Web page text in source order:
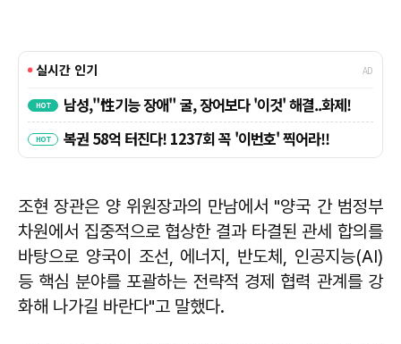
조현 장관은 양 위원장과의 만남에서 "양국 간 범정부
차원에서 집중적으로 협상한 결과 타결된 관세 합의를
바탕으로 양국이 조선, 에너지, 반도체, 인공지능(AI)
등 핵심 분야를 포괄하는 전략적 경제 협력 관계를 강
화해 나가길 바란다"고 말했다.